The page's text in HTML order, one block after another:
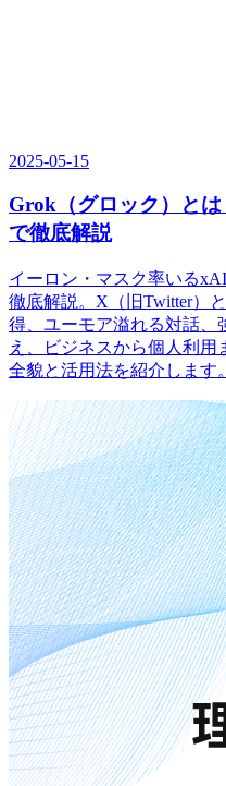
2025-05-15
Grok（グロック）と
で徹底解説
イーロン・マスク率いる
徹底解説。X（旧Twitter）
得、ユーモア溢れる対話、
え、ビジネスから個人利
全貌と活用法を紹介します。